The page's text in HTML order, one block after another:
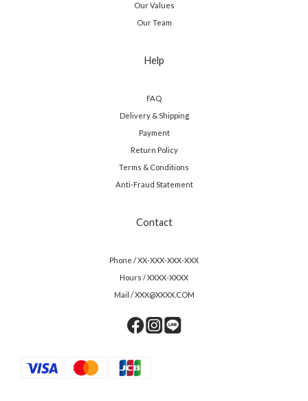
Our Values
Our Team
Help
FAQ
Delivery & Shipping
Payment
Return Policy
Terms & Conditions
Anti-Fraud Statement
Contact
Phone / XX-XXX-XXX-XXX
Hours / XXXX-XXXX
Mail / XXX@XXXX.COM